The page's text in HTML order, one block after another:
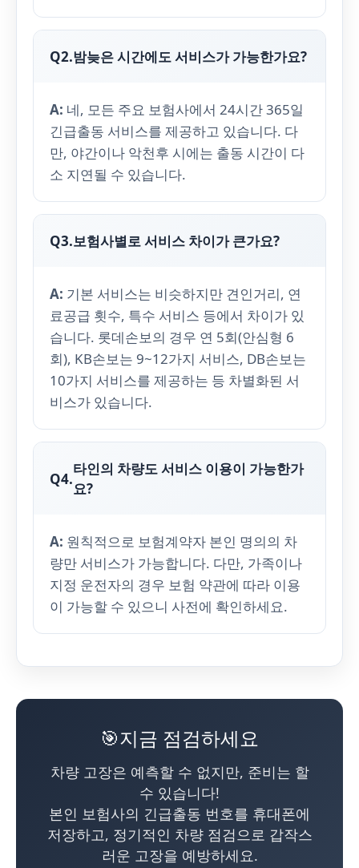
Q2.밤늦은 시간에도 서비스가 가능한가요?
A: 네, 모든 주요 보험사에서 24시간 365일
긴급출동 서비스를 제공하고 있습니다. 다
만, 야간이나 악천후 시에는 출동 시간이 다
소 지연될 수 있습니다.
Q3.보험사별로 서비스 차이가 큰가요?
A: 기본 서비스는 비슷하지만 견인거리, 연
료공급 횟수, 특수 서비스 등에서 차이가 있
습니다. 롯데손보의 경우 연 5회(안심형 6
회), KB손보는 9~12가지 서비스, DB손보는
10가지 서비스를 제공하는 등 차별화된 서
비스가 있습니다.
Q4.
타인의 차량도 서비스 이용이 가능한가
요?
A: 원칙적으로 보험계약자 본인 명의의 차
량만 서비스가 가능합니다. 다만, 가족이나
지정 운전자의 경우 보험 약관에 따라 이용
이 가능할 수 있으니 사전에 확인하세요.
🎯지금 점검하세요
차량 고장은 예측할 수 없지만, 준비는 할
수 있습니다!
본인 보험사의 긴급출동 번호를 휴대폰에
저장하고, 정기적인 차량 점검으로 갑작스
러운 고장을 예방하세요.